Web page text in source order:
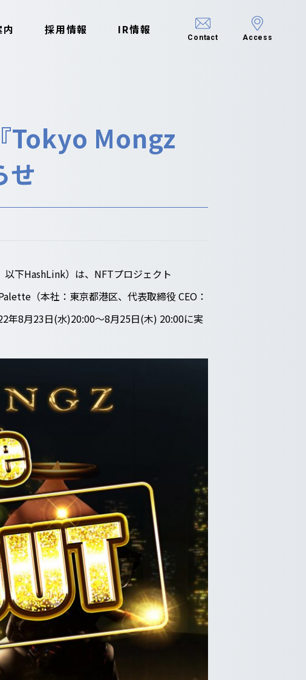
採用情報 IR情報
Contact Access
Tokyo Mongz
せ
下HashLink）は、NFTプロジェクト
（本社：東京都港区、代表取締役 CEO：
年8月23日(水)20:00～8月25日(木) 20:00に実